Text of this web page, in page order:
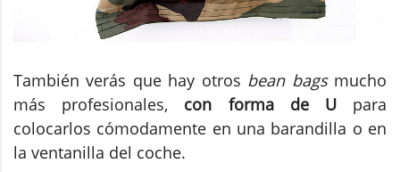
También verás que hay otros bean bagsmucho
más profesionales, con forma de Upara
colocarlos cómodamente en una barandilla o en
la ventanilla del coche.